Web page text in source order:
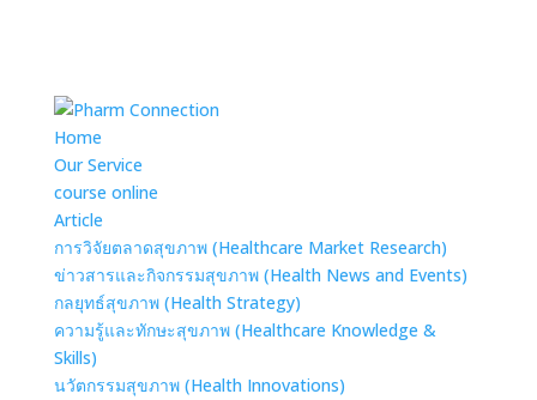
Home
Our Service
course online
Article
การวิจัยตลาดสุขภาพ (Healthcare Market Research)
ข่าวสารและกิจกรรมสุขภาพ (Health News and Events)
กลยุทธ์สุขภาพ (Health Strategy)
ความรู้และทักษะสุขภาพ (Healthcare Knowledge &
Skills)
นวัตกรรมสุขภาพ (Health Innovations)